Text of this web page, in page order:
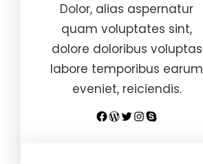
Dolor, alias aspernatur
quam voluptates sint,
dolore doloribus voluptas
labore temporibus earum
eveniet, reiciendis.
Facebook WordPress Twitter InstagramSkype